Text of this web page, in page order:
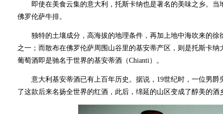
即使在美食云集的意大利，托斯卡纳也是著名的美味之乡。当
佛罗伦萨牛排。
独特的土壤成分，高海拔的地理条件，再加上地中海吹来的徐
之一；而散布在佛罗伦萨周围山谷里的基安蒂产区，则是托斯卡
葡萄酒即是驰名于世界的基安蒂酒（Chianti）。
意大利基安蒂酒已有上百年历史。据说，19世纪时，一位男爵
了这款后来名扬全世界的红酒，此后，绵延的山区变成了醇美的酒